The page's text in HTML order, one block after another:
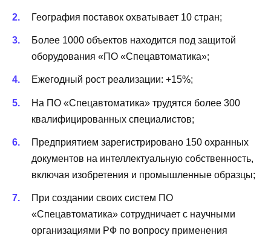
География поставок охватывает 10 стран;
Более 1000 объектов находится под защитой
оборудования «ПО «Спецавтоматика»;
Ежегодный рост реализации: +15%;
На ПО «Спецавтоматика» трудятся более 300
квалифицированных специалистов;
Предприятием зарегистрировано 150 охранных
документов на интеллектуальную собственность,
включая изобретения и промышленные образцы;
При создании своих систем ПО
«Спецавтоматика» сотрудничает с научными
организациями РФ по вопросу применения